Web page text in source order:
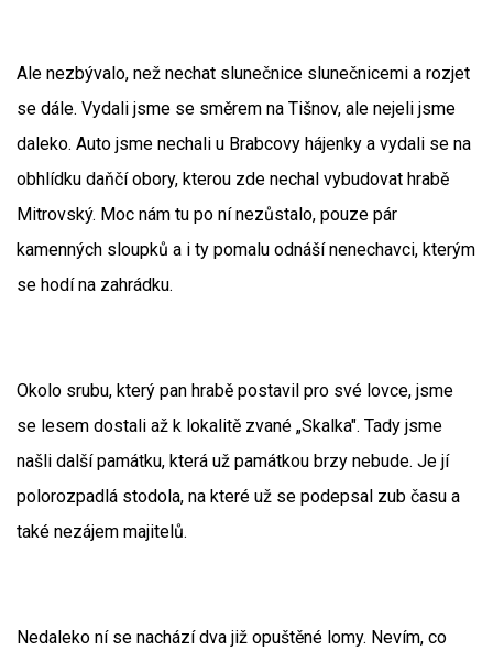
Ale nezbývalo, než nechat slunečnice slunečnicemi a rozjet
se dále. Vydali jsme se směrem na Tišnov, ale nejeli jsme
daleko. Auto jsme nechali u Brabcovy hájenky a vydali se na
obhlídku daňčí obory, kterou zde nechal vybudovat hrabě
Mitrovský. Moc nám tu po ní nezůstalo, pouze pár
kamenných sloupků a i ty pomalu odnáší nenechavci, kterým
se hodí na zahrádku.
Okolo srubu, který pan hrabě postavil pro své lovce, jsme
se lesem dostali až k lokalitě zvané „Skalka". Tady jsme
našli další památku, která už památkou brzy nebude. Je jí
polorozpadlá stodola, na které už se podepsal zub času a
také nezájem majitelů.
Nedaleko ní se nachází dva již opuštěné lomy. Nevím, co